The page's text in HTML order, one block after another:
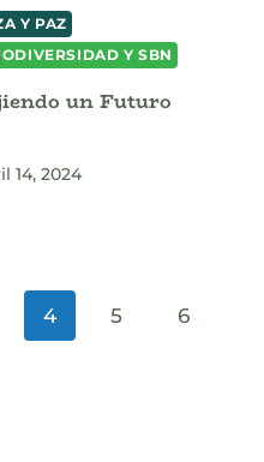
Y PAZ
Y SBN
un Futuro
14, 2024
4 5 6